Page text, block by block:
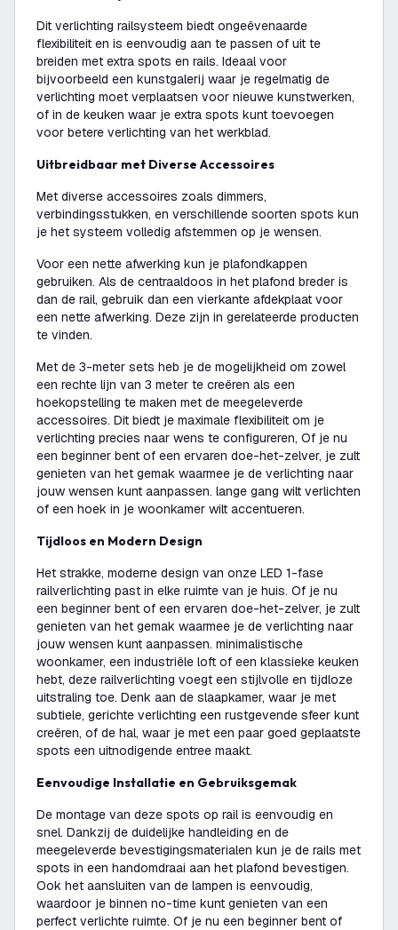
Dit verlichting railsysteem biedt ongeëvenaarde
flexibiliteit en is eenvoudig aan te passen of uit te
breiden met extra spots en rails. Ideaal voor
bijvoorbeeld een kunstgalerij waar je regelmatig de
verlichting moet verplaatsen voor nieuwe kunstwerken,
of in de keuken waar je extra spots kunt toevoegen
voor betere verlichting van het werkblad.
Uitbreidbaar met Diverse Accessoires
Met diverse accessoires zoals dimmers,
verbindingsstukken, en verschillende soorten spots kun
je het systeem volledig afstemmen op je wensen.
Voor een nette afwerking kun je plafondkappen
gebruiken. Als de centraaldoos in het plafond breder is
dan de rail, gebruik dan een vierkante afdekplaat voor
een nette afwerking. Deze zijn in gerelateerde producten
te vinden.
Met de 3-meter sets heb je de mogelijkheid om zowel
een rechte lijn van 3 meter te creëren als een
hoekopstelling te maken met de meegeleverde
accessoires. Dit biedt je maximale flexibiliteit om je
verlichting precies naar wens te configureren, Of je nu
een beginner bent of een ervaren doe-het-zelver, je zult
genieten van het gemak waarmee je de verlichting naar
jouw wensen kunt aanpassen. lange gang wilt verlichten
of een hoek in je woonkamer wilt accentueren.
Tijdloos en Modern Design
Het strakke, moderne design van onze LED 1-fase
railverlichting past in elke ruimte van je huis. Of je nu
een beginner bent of een ervaren doe-het-zelver, je zult
genieten van het gemak waarmee je de verlichting naar
jouw wensen kunt aanpassen. minimalistische
woonkamer, een industriële loft of een klassieke keuken
hebt, deze railverlichting voegt een stijlvolle en tijdloze
uitstraling toe. Denk aan de slaapkamer, waar je met
subtiele, gerichte verlichting een rustgevende sfeer kunt
creëren, of de hal, waar je met een paar goed geplaatste
spots een uitnodigende entree maakt.
Eenvoudige Installatie en Gebruiksgemak
De montage van deze spots op rail is eenvoudig en
snel. Dankzij de duidelijke handleiding en de
meegeleverde bevestigingsmaterialen kun je de rails met
spots in een handomdraai aan het plafond bevestigen.
Ook het aansluiten van de lampen is eenvoudig,
waardoor je binnen no-time kunt genieten van een
perfect verlichte ruimte. Of je nu een beginner bent of